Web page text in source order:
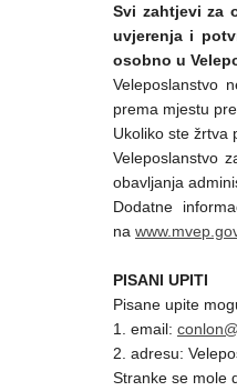
Svi zahtjevi za
uvjerenja i
osobno u
Veleposlanstvo
prema mjestu
Ukoliko ste žrtva
Veleposlanstvo
obavljanja
Dodatne
na
PISANI UPITI
Pisane upite
1. email:
2. adresu:
Stranke se mole